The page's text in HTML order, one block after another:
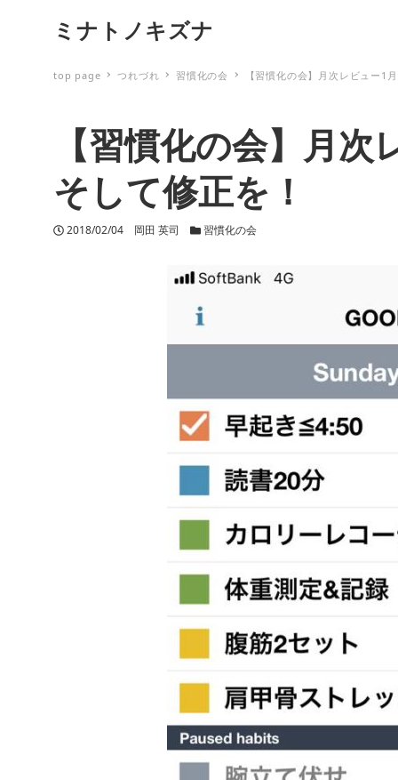
ミナトノキズナ
top page つれづれ 習慣化の会 【習慣化の会】月次レビュー1
【習慣化の会】月
そして修正を！
投稿日
2018/02/04 著者
岡田 英司 カテゴリー
習慣化の会